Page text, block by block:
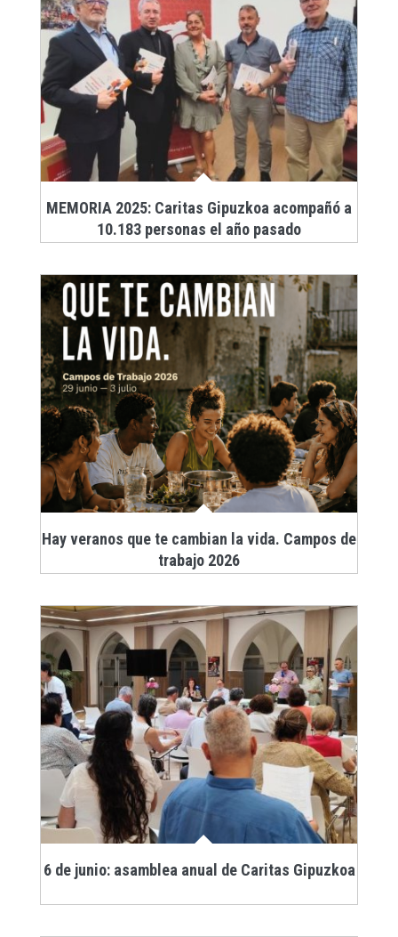
MEMORIA 2025: Caritas Gipuzkoa acompañó a
10.183 personas el año pasado
Hay veranos que te cambian la vida. Campos de
trabajo 2026
6 de junio: asamblea anual de Caritas Gipuzkoa